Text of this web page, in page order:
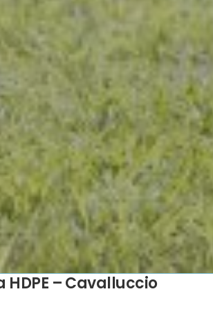
HDPE – Cavalluccio